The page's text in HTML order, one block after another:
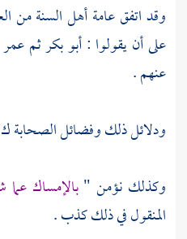
وقد اتفق عامةأهل السنةمن
على أن يقولوا :أبو بكرثمعمر
عنهم .
ودلائل ذلك وفضائلالصحابة
وكذلك نؤمن "بالإمساك
المنقول في ذلك كذب .